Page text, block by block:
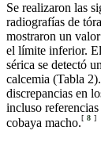
Se realizaron las
radiografías de
mostraron un
el límite inferior.
sérica se detectó
calcemia (Tabla
discrepancias en
incluso
cobaya macho.[ 8 ]